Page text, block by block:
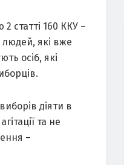
статті 160 ККУ –
людей, які вже
осіб, які
діяти в
та не
–